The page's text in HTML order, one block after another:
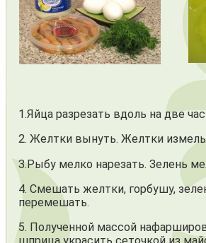
1.Яйца разрезать вдоль на две
2. Желтки вынуть. Желтки
3.Рыбу мелко нарезать. Зелень
4. Смешать желтки, горбушу,
перемешать.
5. Полученной массой